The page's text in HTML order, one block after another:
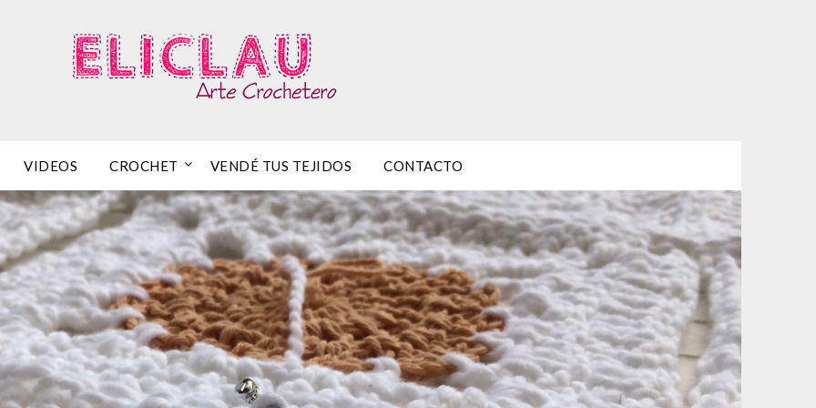
VIDEOS CROCHET VENDÉ TUS TEJIDOS CONTACTO